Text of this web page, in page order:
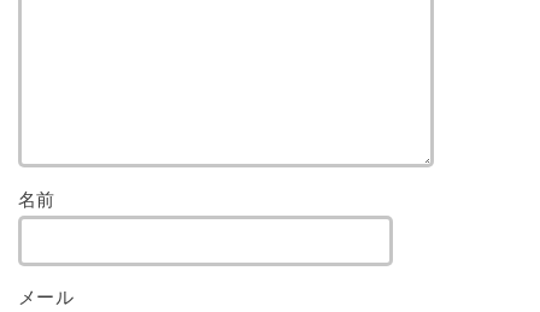
名前
メール